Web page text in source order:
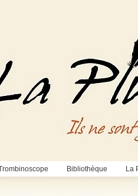
Bibliothèque La